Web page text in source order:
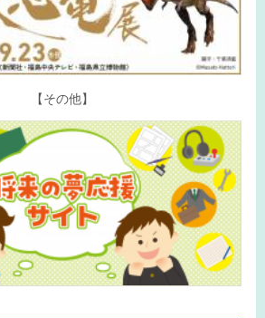
【その他】